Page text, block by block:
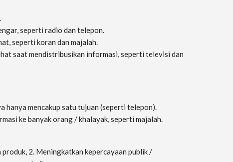
seperti radio dan telepon.
seperti koran dan majalah.
saat mendistribusikan informasi, seperti televisi dan
hanya mencakup satu tujuan (seperti telepon).
ke banyak orang / khalayak, seperti majalah.
2. Meningkatkan kepercayaan publik /